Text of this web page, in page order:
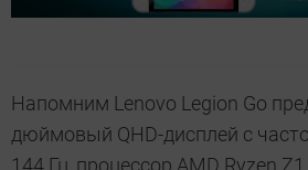
Напомним Lenovo Legion Go
дюймовый QHD-дисплей с